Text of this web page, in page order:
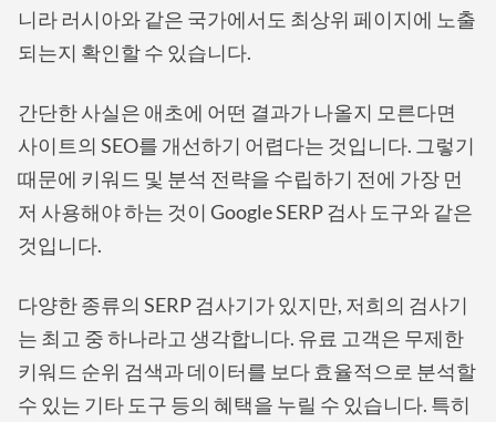
니라 러시아와 같은 국가에서도 최상위 페이지에 노출
되는지 확인할 수 있습니다.
간단한 사실은 애초에 어떤 결과가 나올지 모른다면
사이트의 SEO를 개선하기 어렵다는 것입니다. 그렇기
때문에 키워드 및 분석 전략을 수립하기 전에 가장 먼
저 사용해야 하는 것이 Google SERP 검사 도구와 같은
것입니다.
다양한 종류의 SERP 검사기가 있지만, 저희의 검사기
는 최고 중 하나라고 생각합니다. 유료 고객은 무제한
키워드 순위 검색과 데이터를 보다 효율적으로 분석할
수 있는 기타 도구 등의 혜택을 누릴 수 있습니다. 특히